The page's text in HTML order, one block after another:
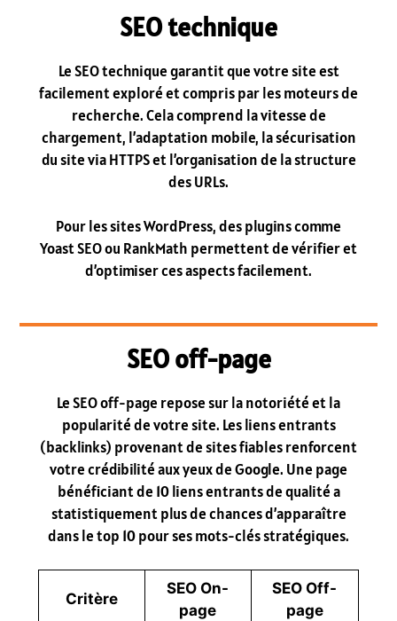
SEO technique
Le SEO technique garantit que votre site est
facilement exploré et compris par les moteurs de
recherche. Cela comprend la vitesse de
chargement, l’adaptation mobile, la sécurisation
du site via HTTPS et l’organisation de la structure
des URLs.
Pour les sites WordPress, des plugins comme
Yoast SEO ou RankMath permettent de vérifier et
d’optimiser ces aspects facilement.
SEO off-page
Le SEO off-page repose sur la notoriété et la
popularité de votre site. Les liens entrants
(backlinks) provenant de sites fiables renforcent
votre crédibilité aux yeux de Google. Une page
bénéficiant de 10 liens entrants de qualité a
statistiquement plus de chances d’apparaître
dans le top 10 pour ses mots-clés stratégiques.
Critère
SEO On-
page
SEO Off-
page